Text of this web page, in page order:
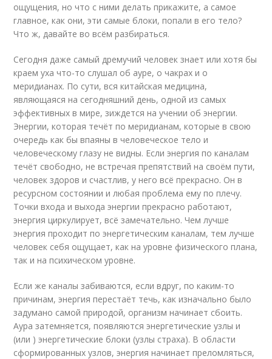
ощущения, но что с ними делать прикажите, а самое
главное, как они, эти самые блоки, попали в его тело?
Что ж, давайте во всём разбираться.
Сегодня даже самый дремучий человек знает или хотя бы
краем уха что-то слушал об ауре, о чакрах и о
меридианах. По сути, вся китайская медицина,
являющаяся на сегодняшний день, одной из самых
эффективных в мире, зиждется на учении об энергии.
Энергии, которая течёт по меридианам, которые в свою
очередь как бы впаяны в человеческое тело и
человеческому глазу не видны. Если энергия по каналам
течёт свободно, не встречая препятствий на своём пути,
человек здоров и счастлив, у него всё прекрасно. Он в
ресурсном состоянии и любая проблема ему по плечу.
Точки входа и выхода энергии прекрасно работают,
энергия циркулирует, всё замечательно. Чем лучше
энергия проходит по энергетическим каналам, тем лучше
человек себя ощущает, как на уровне физического плана,
так и на психическом уровне.
Если же каналы забиваются, если вдруг, по каким-то
причинам, энергия перестаёт течь, как изначально было
задумано самой природой, организм начинает сбоить.
Аура затемняется, появляются энергетические узлы и
(или ) энергетические блоки (узлы страха). В области
сформированных узлов, энергия начинает преломляться,